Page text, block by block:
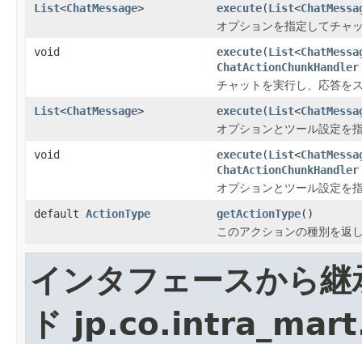
List<ChatMessage> execute(List<
オプションを指定してチャ
void
execute(List<
ChatActionChunkHandler
チャットを実行し、応答を
List<ChatMessage> execute(List<
オプションとツール設定を
void
execute(List<
ChatActionChunkHandler
オプションとツール設定を
default ActionType getActionType()
このアクションの種別を返
インタフェースから
ド